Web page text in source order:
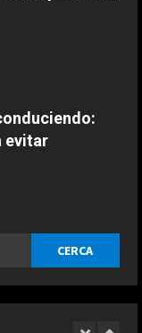
evitar
en
en la
faltarle al
lo cierto es
un campeón del